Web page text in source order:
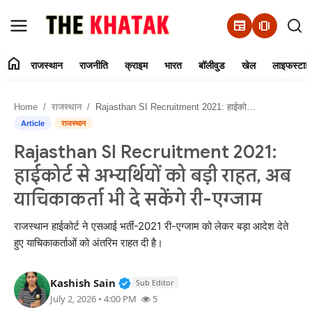
newspaper amp_stories
Contact Us
राजस्थान
राजनीति
क्राइम
बॉलीवुड
home राजस्थान राजनीति क्राइम भारत बॉलीवुड खेल
Home राजस्थान Rajasthan SI Recruitment 2021: हाईकोर्ट से अभ्यर्थियों को बड़ी राहत, अब याचिकाकर्ता भी दे सकेंगे री-एग्जाम
Article राजस्थान
Rajasthan SI Recruitment 2021:
हाईकोर्ट से अभ्यर्थियों को बड़ी राहत, अब
याचिकाकर्ता भी दे सकेंगे री-एग्जाम
राजस्थान हाईकोर्ट ने एसआई भर्ती-2021 री-एग्जाम को लेकर बड़ा आदेश देते
हुए याचिकाकर्ताओं को अंतरिम राहत दी है।
Kashish Sain Verified Public Figure • 11 Jun,
Sub Editor
July 2, 2026 • 4:00 PM 5